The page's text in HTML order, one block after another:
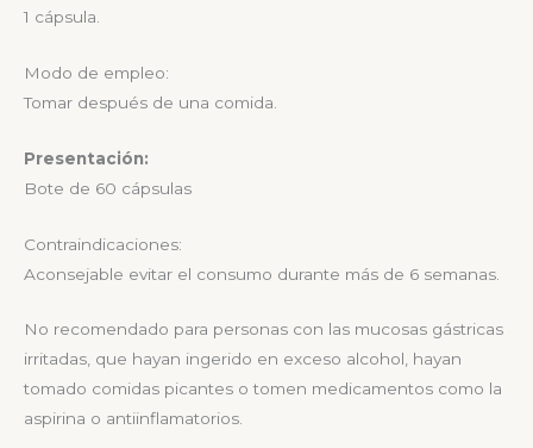
1 cápsula.
Modo de empleo:
Tomar después de una comida.
Presentación:
Bote de 60 cápsulas
Contraindicaciones:
Aconsejable evitar el consumo durante más de 6 semanas.
No recomendado para personas con las mucosas gástricas
irritadas, que hayan ingerido en exceso alcohol, hayan
tomado comidas picantes o tomen medicamentos como la
aspirina o antiinflamatorios.